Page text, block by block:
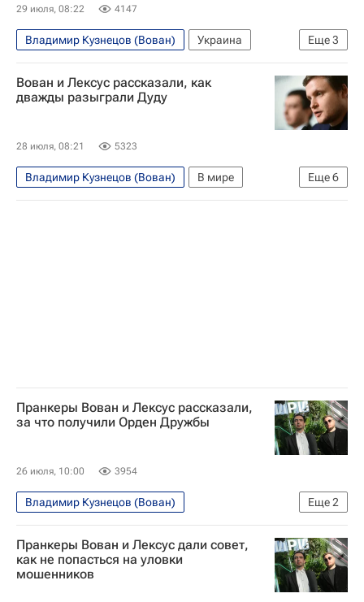
29 июля, 08:22 4147
Еще3
Владимир Кузнецов (Вован)
Украина
Россия
Алексей Столяров (Лексус) В мире
Вован и Лексус рассказали, как
дважды разыграли Дуду
28 июля, 08:21 5323
Еще6
Владимир Кузнецов (Вован)
В мире
Польша
Россия Литва
Анджей Дуда
Пранкеры Вован и Лексус рассказали,
за что получили Орден Дружбы
26 июля, 10:00 3954
Еще2
Владимир Кузнецов (Вован)
Алексей Столяров (Лексус)
Россия
Пранкеры Вован и Лексус дали совет,
как не попасться на уловки
мошенников